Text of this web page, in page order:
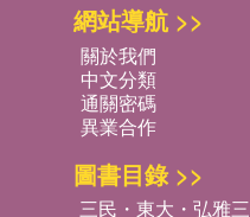
網站導航 >>
關於我們
中文分類
通關密碼
異業合作
圖書目錄 >>
三民・東大・弘雅